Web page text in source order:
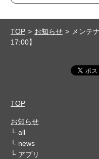
TOP お知らせ
メンテ
17:00】
TOP
お知らせ
all
news
アプリ